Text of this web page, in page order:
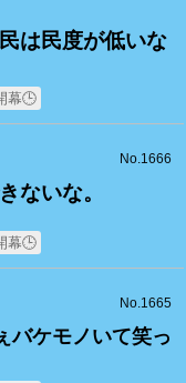
は民度が低いな
幕🕒
No.1666
ないな。
幕🕒
No.1665
バケモノいて笑っ